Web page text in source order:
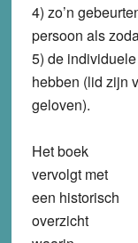
4) zo’n
persoon als
5) de
hebben (lid zijn
geloven).
Het boek
vervolgt met
een historisch
overzicht